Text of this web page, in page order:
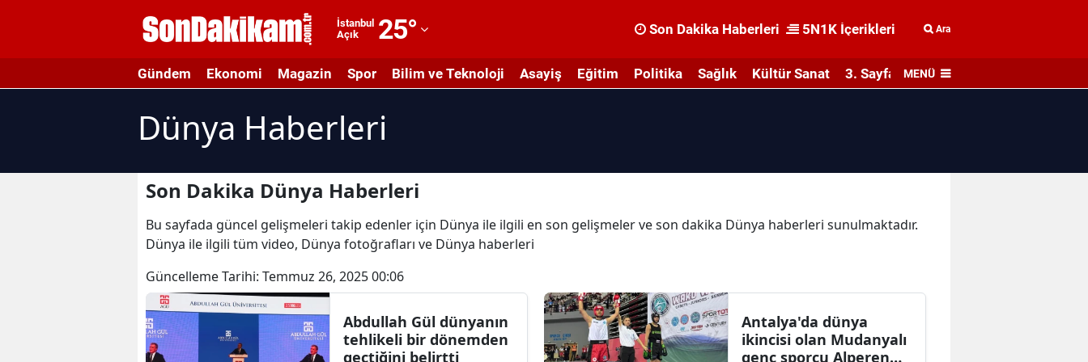
İstanbul
Açık
25°
Adıyaman
Afyonkarahisar
Amasya
Antalya
Artvin
Aydın
Balıkesir
Son Dakika Haberleri 5N1K İçerikleri Ara
Gündem Ekonomi Magazin Spor Bilim ve Teknoloji Asayiş Eğitim Politika Sağlık Kültür Sanat 3. Sayfa MENÜ
Dünya Haberleri
Son Dakika Dünya Haberleri
Bu sayfada güncel gelişmeleri takip edenler için Dünya ile ilgili en son gelişmeler ve son dakika Dünya haberleri sunulmaktadır.
Dünya ile ilgili tüm video, Dünya fotoğrafları ve Dünya haberleri
Güncelleme Tarihi: Temmuz 26, 2025 00:06
Abdullah Gül dünyanın
tehlikeli bir dönemden
geçtiğini belirtti
Antalya'da dünya
ikincisi olan Mudanyalı
genç sporcu Alperen